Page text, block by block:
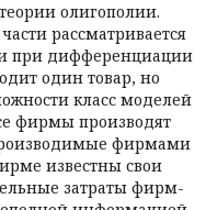
олигополии.
рассматривается
при дифференциации
один товар, но
класс моделей
фирмы производят
фирмами
известны свои
затраты фирм-